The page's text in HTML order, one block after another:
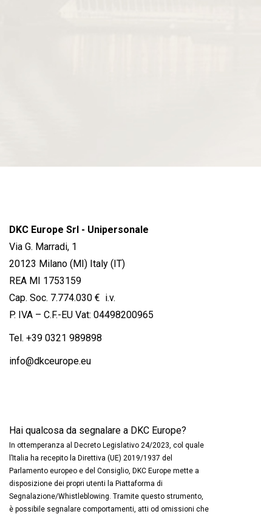
DKC Europe Srl - Unipersonale
Via G. Marradi, 1
20123 Milano (MI) Italy (IT)
REA MI 1753159
Cap. Soc. 7.774.030 € i.v.
P. IVA – C.F.-EU Vat: 04498200965
Tel. +39 0321 989898
info@dkceurope.eu
Hai qualcosa da segnalare a DKC Europe?
In ottemperanza al Decreto Legislativo 24/2023, col quale
l’Italia ha recepito la Direttiva (UE) 2019/1937 del
Parlamento europeo e del Consiglio, DKC Europe mette a
disposizione dei propri utenti la Piattaforma di
Segnalazione/Whistleblowing. Tramite questo strumento,
è possibile segnalare comportamenti, atti od omissioni che